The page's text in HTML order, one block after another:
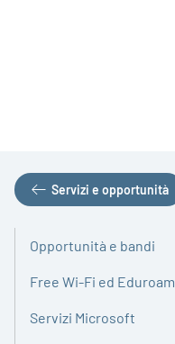
Servizi e opportunità
Opportunità e bandi
Free Wi-Fi ed Eduroam
Servizi Microsoft